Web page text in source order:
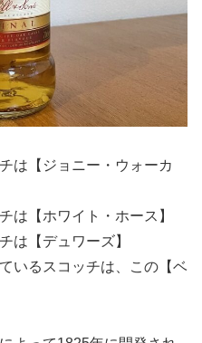
は【ジョニー・ウォーカ
は【ホワイト・ホース】
は【デュワーズ】
いるスコッチは、この【ベ